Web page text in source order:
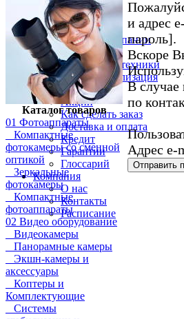
Гаджеты
Аксессуары
Слухи
Новости компании
Услуги
Прокат фототехники
Выкуп и реализация
Покупателям
Акции
Как сделать заказ
Доставка и оплата
Кредит
Гарантии
Глоссарий
Компания
О нас
Контакты
Расписание
Каталог товаров
01 Фотоаппараты
Компактные
фотокамеры со сменной
оптикой
Зеркальные
фотокамеры
Компактные
фотоаппараты
02 Видео оборудование
Видеокамеры
Панорамные камеры
Экшн-камеры и
аксессуары
Коптеры и
Комплектующие
Системы
и адрес
пароль].
Вскоре
В случае
по
Адрес e-